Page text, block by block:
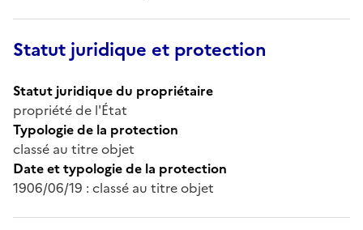
Statut juridique et protection
Statut juridique du propriétaire
propriété de l'État
Typologie de la protection
classé au titre objet
Date et typologie de la protection
1906/06/19 : classé au titre objet